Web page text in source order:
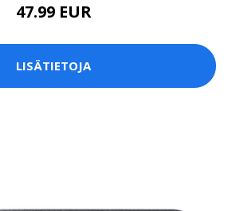
47.99 EUR
LISÄTIETOJA